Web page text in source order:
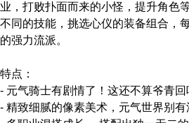
业，打败扑面而来的小怪，提升角色
不同的技能，挑选心仪的装备组合，
的强力流派。
特点：
- 元气骑士有剧情了！这还不算爷青回
- 精致细腻的像素美术，元气世界别有